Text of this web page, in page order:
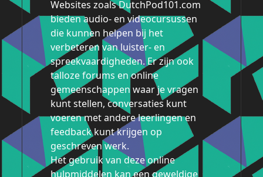
Websites zoals DutchPod101.com
bieden audio- en videocursussen
die kunnen helpen bij het
verbeteren van luister- en
spreekvaardigheden. Er zijn ook
talloze forums en online
gemeenschappen waar je vragen
kunt stellen, conversaties kunt
voeren met andere leerlingen en
feedback kunt krijgen op
geschreven werk.
Het gebruik van deze online
hulpmiddelen kan een geweldige